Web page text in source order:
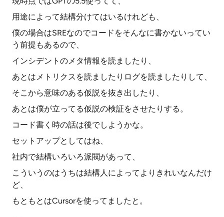
用途によって結構分けてはいるけれども、
僕の場合はSREなのでコードをそんなに書かないってい
う前提もあるので、
インシデントのメタ情報を読ましたり、
あとはメトリクスを読ましたりログを読ましたりして、
そこから意味のある仮説を抜き出したり、
あとは僕が立ってる仮説の検証をさせたりする。
コード書く時の話は後でしようかな。
セットアップとしてはね、
社内で結構いろいろ派閥があって、
こういうのはうちは結構人によってよりきれいなんだけ
ど、
もともとはCursorを使ってましたと。